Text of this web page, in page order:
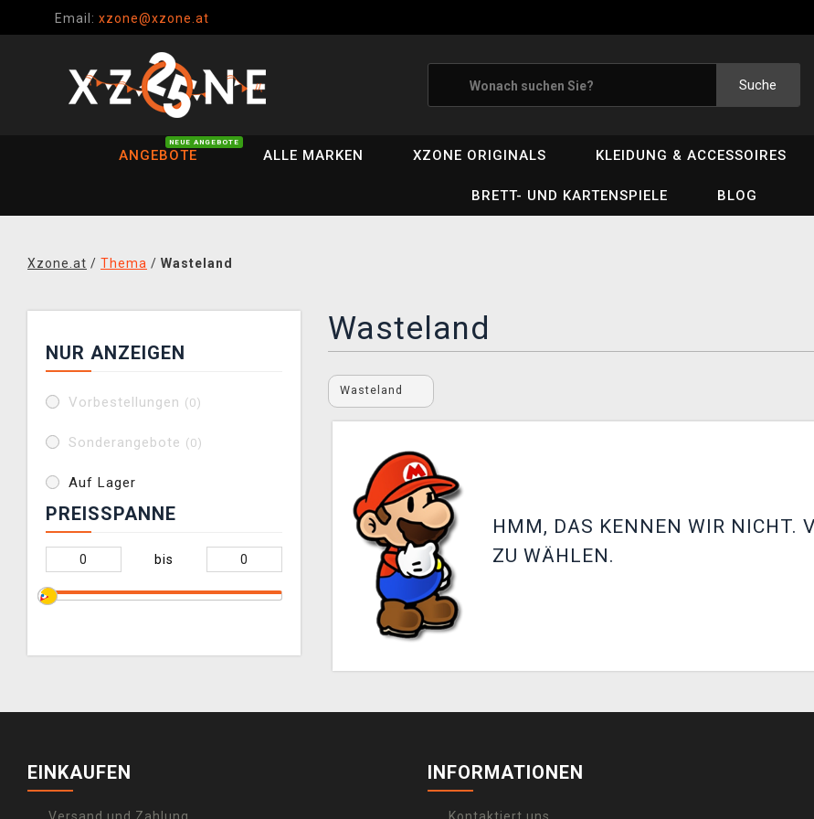
Email: xzone@xzone.at
Suche
ANGEBOTE
NEUE ANGEBOTE
ALLE MARKEN XZONE ORIGINALS KLEIDUNG & ACCESSOIRES
BRETT- UND KARTENSPIELE BLOG
Xzone.at / Thema / Wasteland
NUR ANZEIGEN
Vorbestellungen (0)
Sonderangebote (0)
Auf Lager
PREISSPANNE
bis
Wasteland
Wasteland
HMM, DAS KENNEN WIR NICHT.
ZU WÄHLEN.
EINKAUFEN INFORMATIONEN